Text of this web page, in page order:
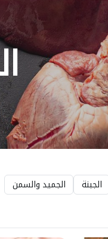
الجبنة الجميد والسمن